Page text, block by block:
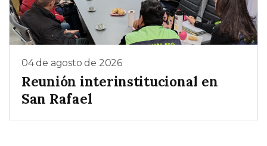
04 de agosto de 2026
Reunión interinstitucional en
San Rafael